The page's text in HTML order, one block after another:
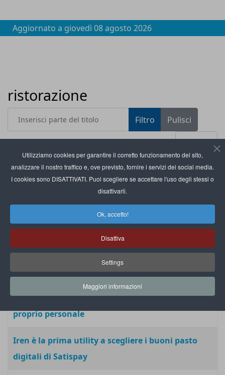
Utilizziamo cookies per garantire il corretto funzionamento del sito,
analizzare il nostro traffico e, ove previsto, fornire i servizi dei social media.
I cookies sono DISATTIVATI. Puoi scegliere se accettare l'uso degli stessi o
disattivarli.
Ok, accetto!
Disattiva
Settings
Maggiori informazioni
Aggiornato a giovedì 08 agosto 2026
ristorazione
Inserisci parte del titolo Filtro
Pulisci
Visualizza #
Titolo
Flatpay presenta Cassa Integrata per la nuova
regolamentazione fiscale
Rational: 100mila sistemi di cottura connessi alla
sua piattaforma
L’AI di Eddy aiuta i ristoranti nella gestione della
brand reputation
Grom si affida a MobieTrain per la formazione del
proprio personale
Iren è la prima utility a scegliere i buoni pasto
digitali di Satispay